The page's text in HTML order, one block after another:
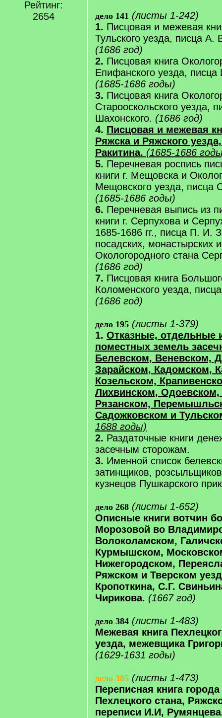
Рейтинг:
2654
дело 141 (листы 1-242)
1. Писцовая и межевая
Тульского уезда, писца А.
(1686 год)
2. Писцовая книга
Епифанского уезда,
(1685-1686 годы)
3. Писцовая книга
Старооскольского уезда,
Шахонского. (1686 год)
4. Писцовая и межевая
Ряжска и Ряжского
Ракитина. (1685-1686
5. Перечневая роспись
книги г. Мещовска и
Мещовского уезда, писца
(1685-1686 годы)
6. Перечневая выпись из
книги г. Серпухова и
1685-1686 гг., писца П. И.
посадских, монастырских
Окологородного стана
(1686 год)
7. Писцовая книга
Коломенского уезда,
(1686 год)
дело 195 (листы 1-379)
1. Отказные, отдельные
поместных земель
Белевском, Веневском,
Зарайском, Кадомском,
Козельском,
Лихвинском,
Рязанском,
Садожковском и
1688 годы)
2. Раздаточные книги
засечным сторожам.
3. Именной список
затинщиков,
кузнецов Пушкарского
дело 268 (листы 1-652)
Описные книги вотчин
Морозовой во
Волоколамском,
Курмышском,
Нижегородском,
Ряжском и Тверском
Кропоткина, С.Г.
Чирикова. (1667 год)
дело 384 (листы 1-483)
Межевая книга
уезда, межевщика
(1629-1631 годы)
дело 385 (листы 1-473)
Переписная книга
Пехлецкого стана,
переписи И.И,